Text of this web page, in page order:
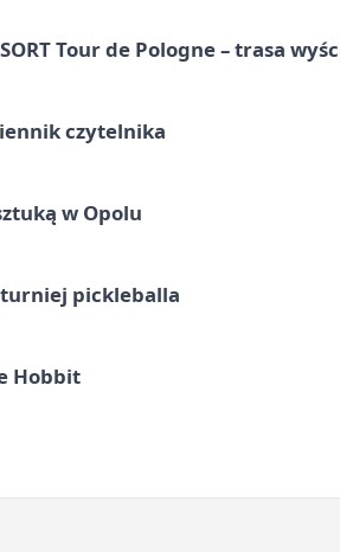
Tour de Pologne – trasa
czytelnika
w Opolu
turniej pickleballa
Hobbit